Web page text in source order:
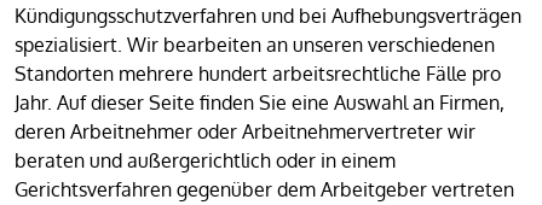
Kündigungsschutzverfahren und bei Aufhebungsverträgen
spezialisiert. Wir bearbeiten an unseren verschiedenen
Standorten mehrere hundert arbeitsrechtliche Fälle pro
Jahr. Auf dieser Seite finden Sie eine Auswahl an Firmen,
deren Arbeitnehmer oder Arbeitnehmervertreter wir
beraten und außergerichtlich oder in einem
Gerichtsverfahren gegenüber dem Arbeitgeber vertreten